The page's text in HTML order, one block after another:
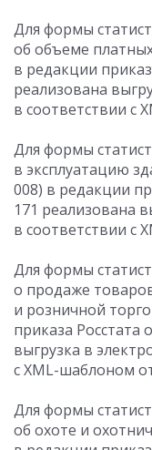
Для формы
об объеме
в редакции
реализована
в соответствии с
Для формы
в эксплуатацию
008) в редакции
171 реализована
в соответствии с
Для формы
о продаже
и розничной
приказа Росстата
выгрузка в
с XML-шаблоном
Для формы
об охоте и